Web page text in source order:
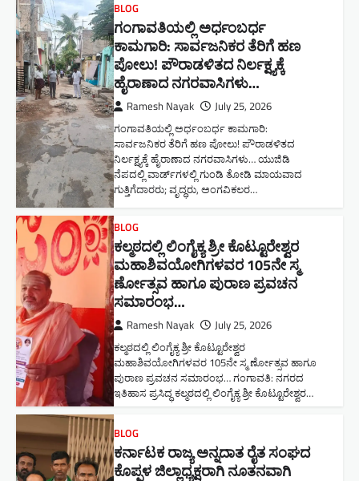
BLOG
ಗಂಗಾವತಿಯಲ್ಲಿ ಅರ್ಧಂಬರ್ಧ
ಕಾಮಗಾರಿ: ಸಾರ್ವಜನಿಕರ ತೆರಿಗೆ ಹಣ
ಪೋಲು! ಪೌರಾಡಳಿತದ ನಿರ್ಲಕ್ಷ್ಯಕ್ಕೆ
ಹೈರಾಣಾದ ನಗರವಾಸಿಗಳು​…
Ramesh Nayak July 25, 2026
ಗಂಗಾವತಿಯಲ್ಲಿ ಅರ್ಧಂಬರ್ಧ ಕಾಮಗಾರಿ:
ಸಾರ್ವಜನಿಕರ ತೆರಿಗೆ ಹಣ ಪೋಲು! ಪೌರಾಡಳಿತದ
ನಿರ್ಲಕ್ಷ್ಯಕ್ಕೆ ಹೈರಾಣಾದ ನಗರವಾಸಿಗಳು​… ಯುಜಿಡಿ
ನೆಪದಲ್ಲಿ ವಾರ್ಡ್‌ಗಳಲ್ಲಿ ಗುಂಡಿ ತೋಡಿ ಮಾಯವಾದ
ಗುತ್ತಿಗೆದಾರರು; ವೃದ್ಧರು, ಅಂಗವಿಕಲರ…
BLOG
ಕಲ್ಮಠದಲ್ಲಿ ಲಿಂಗೈಕ್ಯ ಶ್ರೀ ಕೊಟ್ಟೂರೇಶ್ವರ
ಮಹಾಶಿವಯೋಗಿಗಳವರ 105ನೇ ಸ್ಮ
ರ್ಣೋತ್ಸವ ಹಾಗೂ ಪುರಾಣ ಪ್ರವಚನ
ಸಮಾರಂಭ​…
Ramesh Nayak July 25, 2026
ಕಲ್ಮಠದಲ್ಲಿ ಲಿಂಗೈಕ್ಯ ಶ್ರೀ ಕೊಟ್ಟೂರೇಶ್ವರ
ಮಹಾಶಿವಯೋಗಿಗಳವರ 105ನೇ ಸ್ಮ ರ್ಣೋತ್ಸವ ಹಾಗೂ
ಪುರಾಣ ಪ್ರವಚನ ಸಮಾರಂಭ​… ಗಂಗಾವತಿ: ನಗರದ
ಇತಿಹಾಸ ಪ್ರಸಿದ್ಧ ಕಲ್ಮಠದಲ್ಲಿ ಲಿಂಗೈಕ್ಯ ಶ್ರೀ ಕೊಟ್ಟೂರೇಶ್ವರ…
BLOG
ಕರ್ನಾಟಕ ರಾಜ್ಯ ಅನ್ನದಾತ ರೈತ ಸಂಘದ
ಕೊಪ್ಪಳ ಜಿಲ್ಲಾಧ್ಯಕ್ಷರಾಗಿ ನೂತನವಾಗಿ